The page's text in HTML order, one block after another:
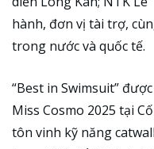
hành, đơn vị tài trợ,
trong nước và quốc tế.
“Best in Swimsuit”
Miss Cosmo 2025 tại
tôn vinh kỹ năng